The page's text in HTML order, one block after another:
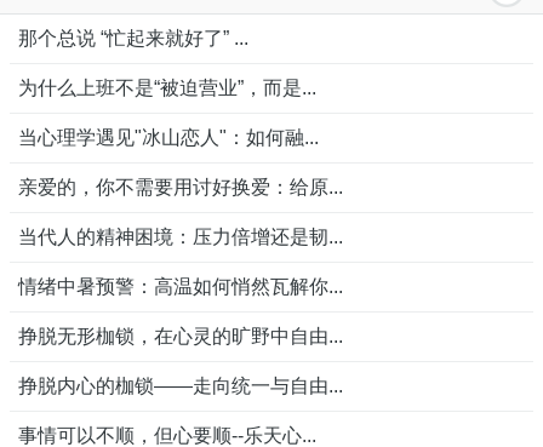
那个总说 “忙起来就好了” ...
为什么上班不是“被迫营业”，而是...
当心理学遇见"冰山恋人"：如何融...
亲爱的，你不需要用讨好换爱：给原...
当代人的精神困境：压力倍增还是韧...
情绪中暑预警：高温如何悄然瓦解你...
挣脱无形枷锁，在心灵的旷野中自由...
挣脱内心的枷锁——走向统一与自由...
事情可以不顺，但心要顺--乐天心...